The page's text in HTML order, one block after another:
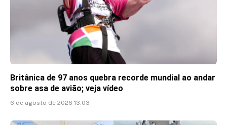
Britânica de 97 anos quebra recorde mundial ao andar
sobre asa de avião; veja vídeo
6 de agosto de 2026 13:03